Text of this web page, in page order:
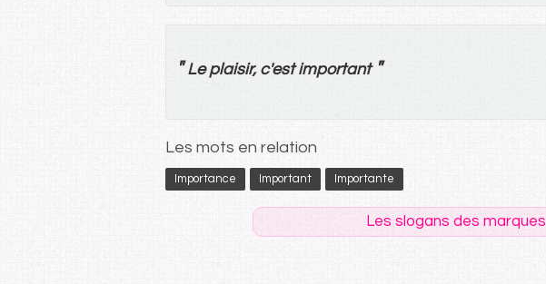
" Le plaisir, c'est important "
Les mots en relation
Importance Important Importante
Les slogans des marques